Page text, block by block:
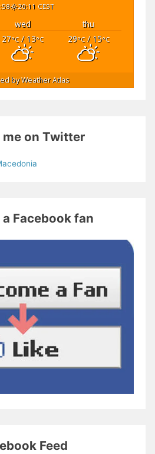
20:11 CEST
wed
thu
27°C/ 13°C 29°C/ 15°C
byWeather Atlas
me on Twitter
a Facebook fan
Feed